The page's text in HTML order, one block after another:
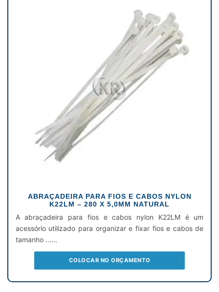
ABRAÇADEIRA PARA FIOS E CABOS NYLON
K22LM – 280 X 5,0MM NATURAL
A abraçadeira para fios e cabos nylon K22LM é um
acessório utilizado para organizar e fixar fios e cabos de
tamanho ......
COLOCAR NO ORÇAMENTO